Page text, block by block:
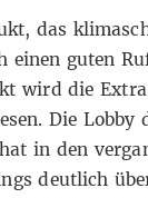
das
einen guten
wird die
Die Lobby
in den
deutlich